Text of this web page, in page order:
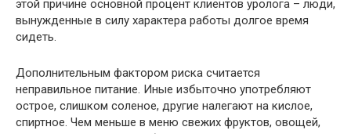
этой причине основной процент клиентов уролога – люди,
вынужденные в силу характера работы долгое время
сидеть.
Дополнительным фактором риска считается
неправильное питание. Иные избыточно употребляют
острое, слишком соленое, другие налегают на кислое,
спиртное. Чем меньше в меню свежих фруктов, овощей,